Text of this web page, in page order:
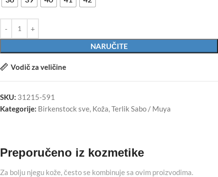
NARUČITE
Vodič za veličine
SKU: 31215-591
Kategorije: Birkenstock sve, Koža,Terlik Sabo / Muya
Preporučeno iz kozmetike
Za bolju njegu kože, često se kombinuje sa ovim proizvodima.